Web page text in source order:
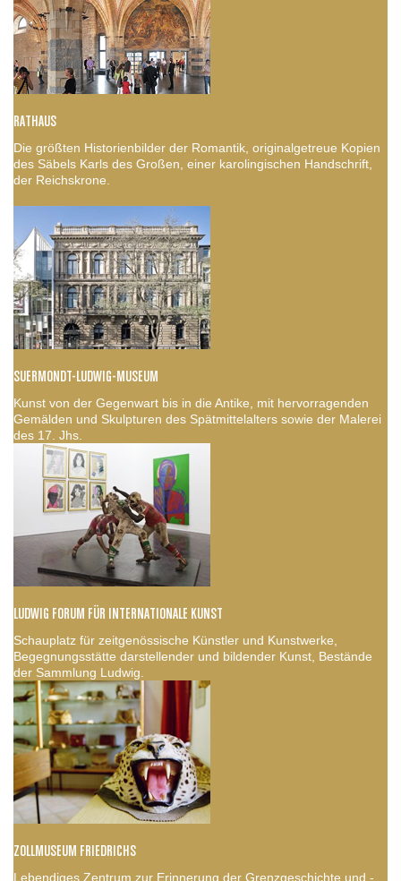
RATHAUS
Die größten Historienbilder der Romantik, originalgetreue Kopien
des Säbels Karls des Großen, einer karolingischen Handschrift,
der Reichskrone.
SUERMONDT-LUDWIG-MUSEUM
Kunst von der Gegenwart bis in die Antike, mit hervorragenden
Gemälden und Skulpturen des Spätmittelalters sowie der Malerei
des 17. Jhs.
LUDWIG FORUM FÜR INTERNATIONALE KUNST
Schauplatz für zeitgenössische Künstler und Kunstwerke,
Begegnungsstätte darstellender und bildender Kunst, Bestände
der Sammlung Ludwig.
ZOLLMUSEUM FRIEDRICHS
Lebendiges Zentrum zur Erinnerung der Grenzgeschichte und -